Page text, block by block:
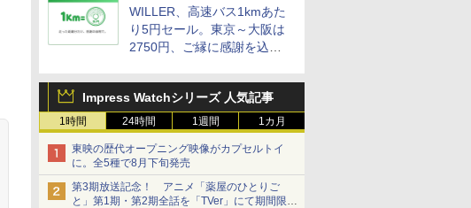
WILLER、高速バス1kmあた
り5円セール。東京～大阪は
2750円、ご縁に感謝を込め
Impress Watchシリーズ 人気記事
1時間 24時間 1週間 1カ月
東映の歴代オープニング映像がカプセルトイ
に。全5種で8月下旬発売
第3期放送記念！ アニメ「薬屋のひとりご
と」第1期・第2期全話を「TVer」にて期間限定